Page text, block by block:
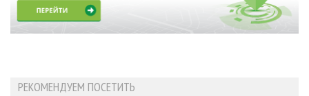
РЕКОМЕНДУЕМ ПОСЕТИТЬ